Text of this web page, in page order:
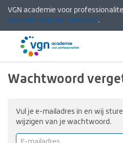
VGN academie voor
Lees hier wat dat betekent.
Menu
Wachtwoord
Vul je e-mailadres in en wij
wijzigen van je wachtwoord.
E-